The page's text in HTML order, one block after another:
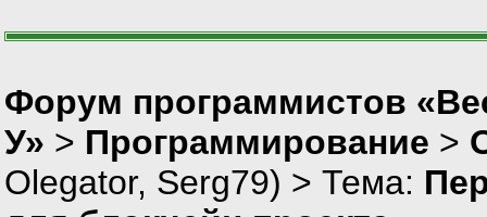
Форум программистов
У» > Программирование >
Olegator, Serg79) > Тема: